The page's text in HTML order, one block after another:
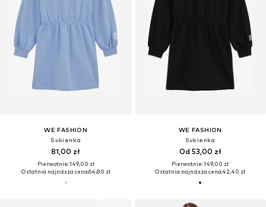
WE FASHION
Sukienka
81,00 zł
Pierwotnie: 149,00 zł
Ostatnia najniższa cena:64,80 zł
WE FASHION
Sukienka
Od 53,00 zł
Pierwotnie: 149,00 zł
Ostatnia najniższa cena:42,40 zł